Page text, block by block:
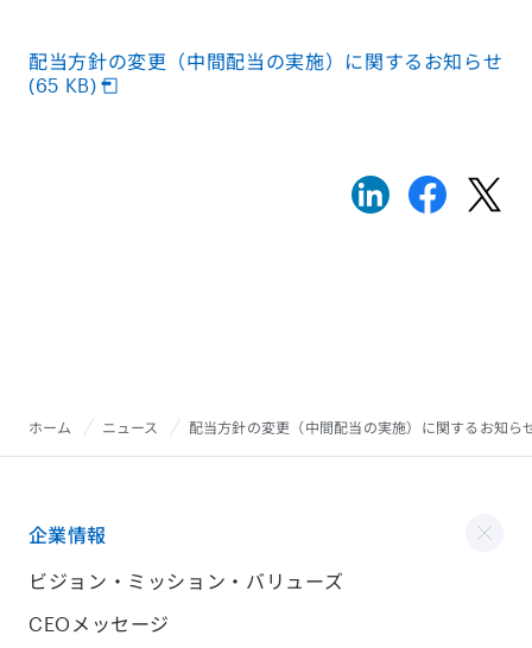
配当方針の変更（中間配当の実施）に関するお知らせ
(65 KB)
ホーム ニュース 配当方針の変更（中間配当の実施）に関するお知ら
企業情報
ビジョン・ミッション・バリューズ
CEOメッセージ